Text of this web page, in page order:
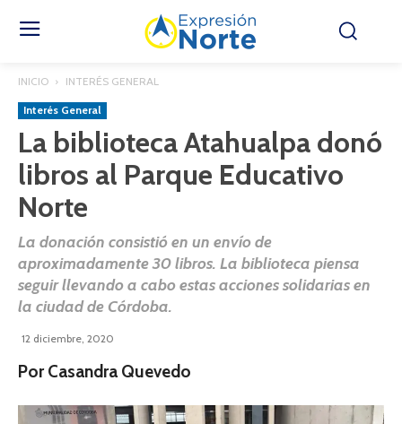
INICIO INTERÉS GENERAL
Interés General
La biblioteca Atahualpa donó
libros al Parque Educativo
Norte
La donación consistió en un envío de
aproximadamente 30 libros. La biblioteca piensa
seguir llevando a cabo estas acciones solidarias en
la ciudad de Córdoba.
12 diciembre, 2020
Por Casandra Quevedo